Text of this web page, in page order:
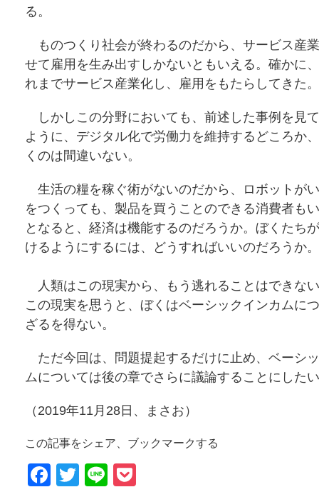
る。
ものつくり社会が終わるのだから、サービス産
せて雇用を生み出すしかないともいえる。確かに
れまでサービス産業化し、雇用をもたらしてきた。
しかしこの分野においても、前述した事例を見
ように、デジタル化で労働力を維持するどころか
くのは間違いない。
生活の糧を稼ぐ術がないのだから、ロボットが
をつくっても、製品を買うことのできる消費者も
となると、経済は機能するのだろうか。ぼくたち
けるようにするには、どうすればいいのだろうか。
人類はこの現実から、もう逃れることはできな
この現実を思うと、ぼくはベーシックインカムに
ざるを得ない。
ただ今回は、問題提起するだけに止め、ベーシ
ムについては後の章でさらに議論することにした
（2019年11月28日、まさお）
この記事をシェア、ブックマークする
Facebook
Twitter
Line